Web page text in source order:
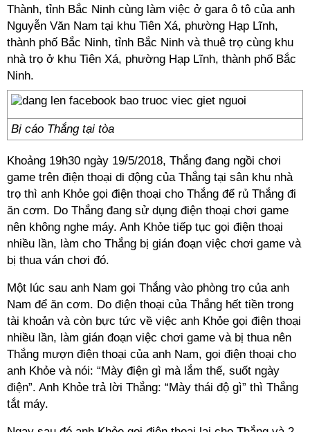
Thành, tỉnh Bắc Ninh cùng làm việc ở gara ô tô của anh
Nguyễn Văn Nam tại khu Tiên Xá, phường Hạp Lĩnh,
thành phố Bắc Ninh, tỉnh Bắc Ninh và thuê trọ cùng khu
nhà trọ ở khu Tiên Xá, phường Hạp Lĩnh, thành phố Bắc
Ninh.
Bị cáo Thắng tại tòa
Khoảng 19h30 ngày 19/5/2018, Thắng đang ngồi chơi
game trên điện thoại di động của Thắng tại sân khu nhà
trọ thì anh Khỏe gọi điện thoại cho Thắng để rủ Thắng đi
ăn cơm. Do Thắng đang sử dụng điện thoại chơi game
nên không nghe máy. Anh Khỏe tiếp tục gọi điện thoại
nhiều lần, làm cho Thắng bị gián đoạn việc chơi game và
bị thua ván chơi đó.
Một lúc sau anh Nam gọi Thắng vào phòng trọ của anh
Nam để ăn cơm. Do điện thoại của Thắng hết tiền trong
tài khoản và còn bực tức về việc anh Khỏe gọi điện thoại
nhiều lần, làm gián đoạn việc chơi game và bị thua nên
Thắng mượn điện thoại của anh Nam, gọi điện thoại cho
anh Khỏe và nói: “Mày điện gì mà lắm thế, suốt ngày
điện”. Anh Khỏe trả lời Thắng: “Mày thái độ gì” thì Thắng
tắt máy.